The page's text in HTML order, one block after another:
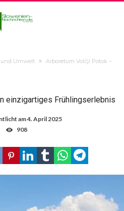
und Umwelt
Arboretum Volčji Potok –
einzigartiges Frühlingserlebnis
am4. April 2025
908